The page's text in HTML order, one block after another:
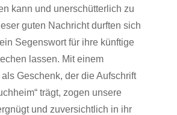
kann und unerschütterlich zu
guten Nachricht durften sich
Segenswort für ihre künftige
lassen. Mit einem
Geschenk, der die Aufschrift
trägt, zogen unsere
und zuversichtlich in ihr